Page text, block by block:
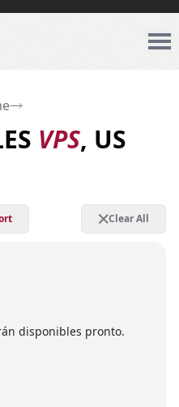
VPS, US
Clear All
disponibles pronto.